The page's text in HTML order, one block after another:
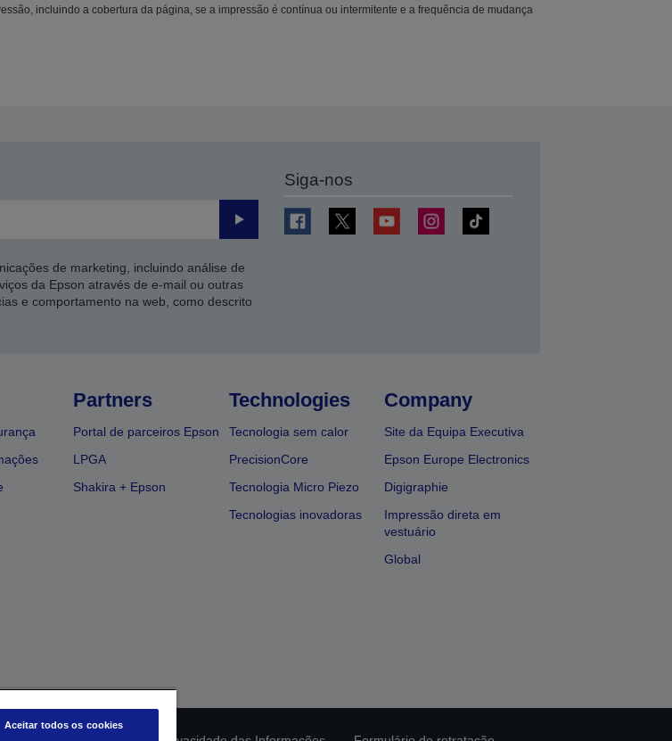
incluindo a cobertura da página, se a impressão é contínua ou intermitente e a frequência de mudança
Enviar
de marketing, incluindo análise de
da Epson através de e-mail ou outras
e comportamento na web, como descrito
Siga-nos
Partners
Portal de parceiros Epson
LPGA
Shakira + Epson
Technologies
Tecnologia sem calor
PrecisionCore
Tecnologia Micro Piezo
Tecnologias inovadoras
Company
Site da Equipa Executiva
Epson Europe Electronics
Digigraphie
Impressão direta em
vestuário
Global
Aceitar todos os cookies